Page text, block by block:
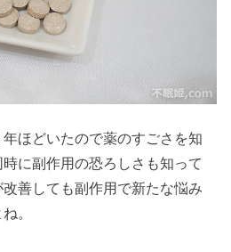
ほどいたので薬のすごさを知
に副作用の恐ろしさも知って
善しても副作用で新たな悩み
。